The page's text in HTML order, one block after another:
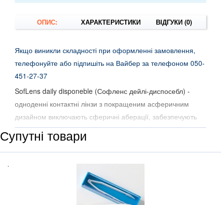
ОПИС: ХАРАКТЕРИСТИКИ ВІДГУКИ (0)
Якщо виникли складності при оформленні замовлення,
телефонуйте або підпишіть на Вайбер за телефоном 050-
451-27-37
SofLens daily disponeble (Софленс дейлі-диспосебл) -
одноденні контактні лінзи з покращеним асферичним
дизайном виключають сферичні аберації, забезпечують
чіткий зір навіть в умовах низького освітлення.
Ультратонкий дизайн лінз SofLens daily disponble та
вмістом вологи забезпечують постійну зволоженість
поверхні лінзи та комфортне носіння весь день. М'який та
еластичний полімер Хілафілкон Б запобігає сльозотечі
Супутні товари
.